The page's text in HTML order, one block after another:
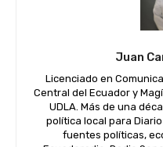
Juan
Licenciado en
Central del Ecuador y
UDLA. Más de una
política local para
fuentes políticas,